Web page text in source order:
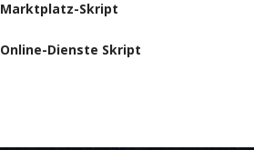
Marktplatz-Skript
Online-Dienste Skript